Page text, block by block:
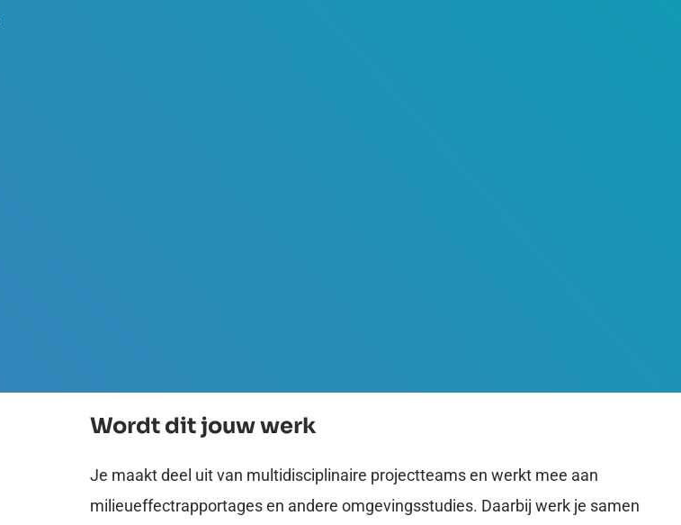
Wordt dit jouw werk
Je maakt deel uit van multidisciplinaire projectteams en werkt mee aan
milieueffectrapportages en andere omgevingsstudies. Daarbij werk je samen